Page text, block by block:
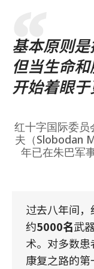
基本原则是
但当生命
开始着眼于
红十字国际委员
夫（Slobodan
年已在朱巴军
过去八年间
约5000名武
术。对多数
康复之路的第